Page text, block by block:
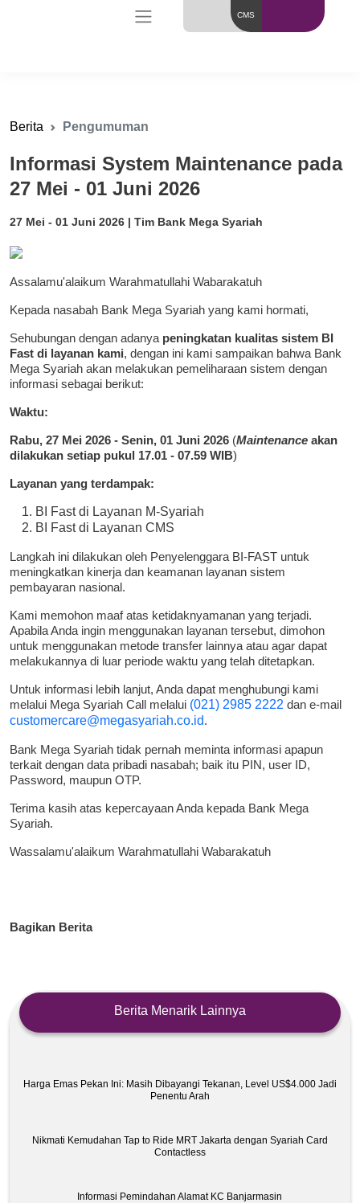
CMS
Berita Pengumuman
Informasi System Maintenance pada
27 Mei - 01 Juni 2026
27 Mei - 01 Juni 2026 | Tim Bank Mega Syariah
Assalamu'alaikum Warahmatullahi Wabarakatuh
Kepada nasabah Bank Mega Syariah yang kami hormati,
Sehubungan dengan adanya peningkatan kualitas sistem BI
Fast di layanan kami, dengan ini kami sampaikan bahwa Bank
Mega Syariah akan melakukan pemeliharaan sistem dengan
informasi sebagai berikut:
Waktu:
Rabu, 27 Mei 2026 - Senin, 01 Juni 2026 (Maintenance akan
dilakukan setiap pukul 17.01 - 07.59 WIB)
Layanan yang terdampak:
BI Fast di Layanan M-Syariah
BI Fast di Layanan CMS
Langkah ini dilakukan oleh Penyelenggara BI-FAST untuk
meningkatkan kinerja dan keamanan layanan sistem
pembayaran nasional.
Kami memohon maaf atas ketidaknyamanan yang terjadi.
Apabila Anda ingin menggunakan layanan tersebut, dimohon
untuk menggunakan metode transfer lainnya atau agar dapat
melakukannya di luar periode waktu yang telah ditetapkan.
Untuk informasi lebih lanjut, Anda dapat menghubungi kami
melalui Mega Syariah Call melalui (021) 2985 2222 dan e-mail
customercare@megasyariah.co.id.
Bank Mega Syariah tidak pernah meminta informasi apapun
terkait dengan data pribadi nasabah; baik itu PIN, user ID,
Password, maupun OTP.
Terima kasih atas kepercayaan Anda kepada Bank Mega
Syariah.
Wassalamu'alaikum Warahmatullahi Wabarakatuh
Bagikan Berita
Berita Menarik Lainnya
Harga Emas Pekan Ini: Masih Dibayangi Tekanan, Level US$4.000 Jadi
Penentu Arah
Nikmati Kemudahan Tap to Ride MRT Jakarta dengan Syariah Card
Contactless
Informasi Pemindahan Alamat KC Banjarmasin